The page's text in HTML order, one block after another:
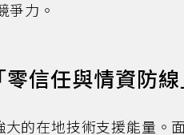
爭力。
信任與情資防線
的在地技術支援能量。